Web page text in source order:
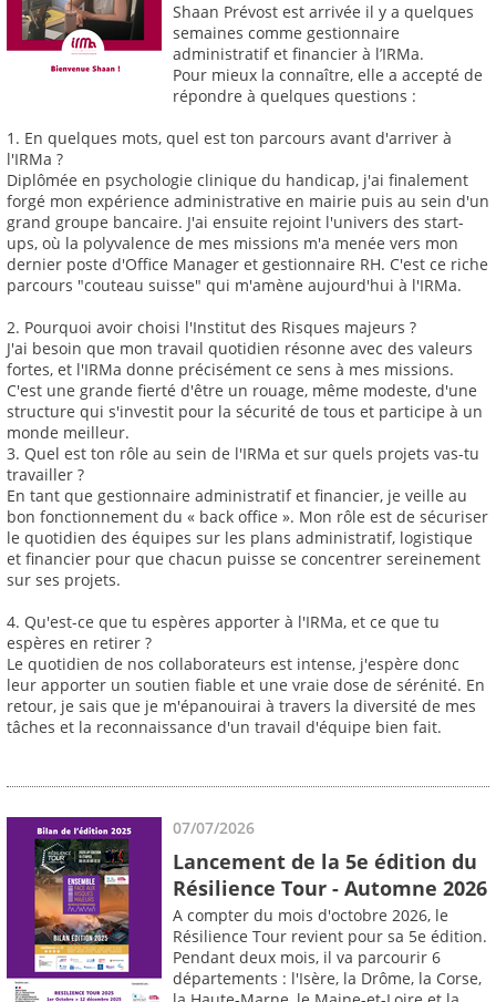
Shaan Prévost est arrivée il y a quelques
semaines comme gestionnaire
administratif et financier à l’IRMa.
Pour mieux la connaître, elle a accepté de
répondre à quelques questions :
1. En quelques mots, quel est ton parcours avant d'arriver à
l'IRMa ?
Diplômée en psychologie clinique du handicap, j'ai finalement
forgé mon expérience administrative en mairie puis au sein d'un
grand groupe bancaire. J'ai ensuite rejoint l'univers des start-
ups, où la polyvalence de mes missions m'a menée vers mon
dernier poste d'Office Manager et gestionnaire RH. C'est ce riche
parcours "couteau suisse" qui m'amène aujourd'hui à l'IRMa.
2. Pourquoi avoir choisi l'Institut des Risques majeurs ?
J'ai besoin que mon travail quotidien résonne avec des valeurs
fortes, et l'IRMa donne précisément ce sens à mes missions.
C'est une grande fierté d'être un rouage, même modeste, d'une
structure qui s'investit pour la sécurité de tous et participe à un
monde meilleur.
3. Quel est ton rôle au sein de l'IRMa et sur quels projets vas-tu
travailler ?
En tant que gestionnaire administratif et financier, je veille au
bon fonctionnement du « back office ». Mon rôle est de sécuriser
le quotidien des équipes sur les plans administratif, logistique
et financier pour que chacun puisse se concentrer sereinement
sur ses projets.
4. Qu'est-ce que tu espères apporter à l'IRMa, et ce que tu
espères en retirer ?
Le quotidien de nos collaborateurs est intense, j'espère donc
leur apporter un soutien fiable et une vraie dose de sérénité. En
retour, je sais que je m'épanouirai à travers la diversité de mes
tâches et la reconnaissance d'un travail d'équipe bien fait.
07/07/2026
Lancement de la 5e édition du
Résilience Tour - Automne 2026
A compter du mois d'octobre 2026, le
Résilience Tour revient pour sa 5e édition.
Pendant deux mois, il va parcourir 6
départements : l'Isère, la Drôme, la Corse,